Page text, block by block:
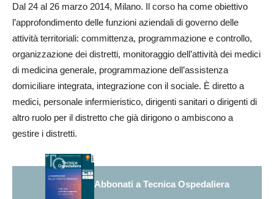
Dal 24 al 26 marzo 2014, Milano. Il corso ha come obiettivo
l’approfondimento delle funzioni aziendali di governo delle
attività territoriali: committenza, programmazione e controllo,
organizzazione dei distretti, monitoraggio dell’attività dei medici
di medicina generale, programmazione dell’assistenza
domiciliare integrata, integrazione con il sociale. È diretto a
medici, personale infermieristico, dirigenti sanitari o dirigenti di
altro ruolo per il distretto che già dirigono o ambiscono a
gestire i distretti.
Abbonati a Tecnica Ospedaliera